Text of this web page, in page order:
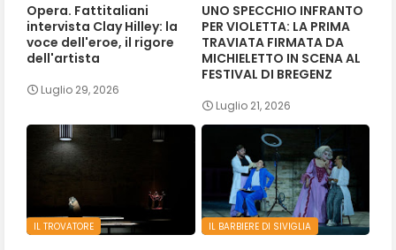
Opera. Fattitaliani
intervista Clay Hilley: la
voce dell'eroe, il rigore
dell'artista
Luglio 29, 2026
UNO SPECCHIO INFRANTO
PER VIOLETTA: LA PRIMA
TRAVIATA FIRMATA DA
MICHIELETTO IN SCENA AL
FESTIVAL DI BREGENZ
Luglio 21, 2026
IL TROVATORE IL BARBIERE DI SIVIGLIA